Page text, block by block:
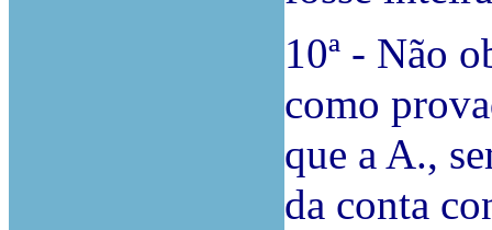
10ª - Não
como
que a A.,
da conta